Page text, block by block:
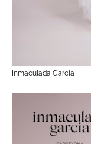
Inmaculada Garcia